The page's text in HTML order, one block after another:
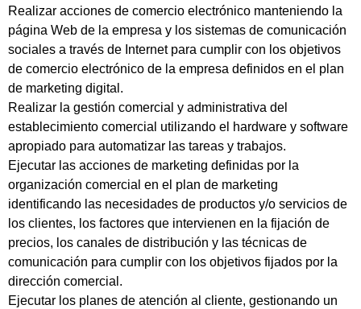
Realizar acciones de comercio electrónico manteniendo la
página Web de la empresa y los sistemas de comunicación
sociales a través de Internet para cumplir con los objetivos
de comercio electrónico de la empresa definidos en el plan
de marketing digital.
Realizar la gestión comercial y administrativa del
establecimiento comercial utilizando el hardware y software
apropiado para automatizar las tareas y trabajos.
Ejecutar las acciones de marketing definidas por la
organización comercial en el plan de marketing
identificando las necesidades de productos y/o servicios de
los clientes, los factores que intervienen en la fijación de
precios, los canales de distribución y las técnicas de
comunicación para cumplir con los objetivos fijados por la
dirección comercial.
Ejecutar los planes de atención al cliente, gestionando un